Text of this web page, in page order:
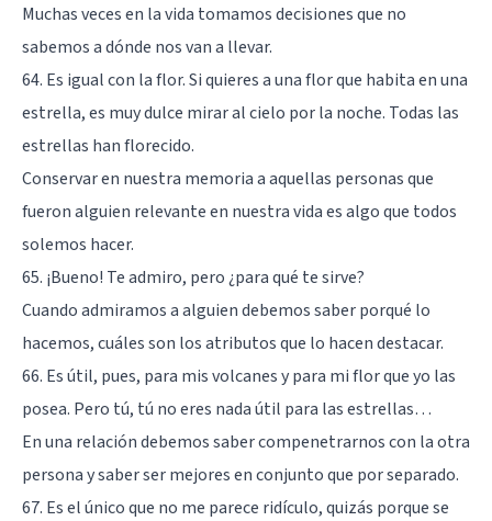
Muchas veces en la vida tomamos decisiones que no
sabemos a dónde nos van a llevar.
64. Es igual con la flor. Si quieres a una flor que habita en una
estrella, es muy dulce mirar al cielo por la noche. Todas las
estrellas han florecido.
Conservar en nuestra memoria a aquellas personas que
fueron alguien relevante en nuestra vida es algo que todos
solemos hacer.
65. ¡Bueno! Te admiro, pero ¿para qué te sirve?
Cuando admiramos a alguien debemos saber porqué lo
hacemos, cuáles son los atributos que lo hacen destacar.
66. Es útil, pues, para mis volcanes y para mi flor que yo las
posea. Pero tú, tú no eres nada útil para las estrellas…
En una relación debemos saber compenetrarnos con la otra
persona y saber ser mejores en conjunto que por separado.
67. Es el único que no me parece ridículo, quizás porque se